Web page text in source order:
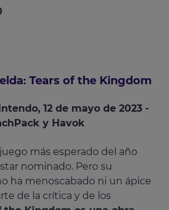
Tears of the Kingdom
12 de mayo de 2023 -
y Havok
más esperado del año
nominado. Pero su
ha menoscabado ni un ápice
de la crítica y de los